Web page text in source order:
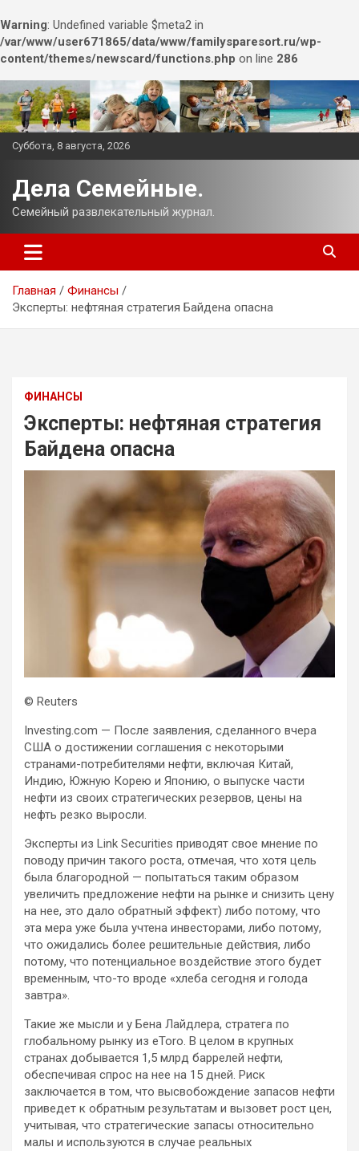
Warning: Undefined variable $meta2 in
/var/www/user671865/data/www/familysparesort.ru/wp-
content/themes/newscard/functions.php on line 286
Перейти
к
содержимому
Суббота, 8 августа, 2026
Дела Семейные.
Семейный развлекательный журнал.
Главная
Финансы
Эксперты: нефтяная стратегия Байдена опасна
ФИНАНСЫ
Эксперты: нефтяная стратегия
Байдена опасна
© Reuters
Investing.com — После заявления, сделанного вчера
США о достижении соглашения с некоторыми
странами-потребителями нефти, включая Китай,
Индию, Южную Корею и Японию, о выпуске части
нефти из своих стратегических резервов, цены на
нефть резко выросли.
Эксперты из Link Securities приводят свое мнение по
поводу причин такого роста, отмечая, что хотя цель
была благородной — попытаться таким образом
увеличить предложение нефти на рынке и снизить цену
на нее, это дало обратный эффект) либо потому, что
эта мера уже была учтена инвесторами, либо потому,
что ожидались более решительные действия, либо
потому, что потенциальное воздействие этого будет
временным, что-то вроде «хлеба сегодня и голода
завтра».
Такие же мысли и у Бена Лайдлера, стратега по
глобальному рынку из eToro. В целом в крупных
странах добывается 1,5 млрд баррелей нефти,
обеспечивая спрос на нее на 15 дней. Риск
заключается в том, что высвобождение запасов нефти
приведет к обратным результатам и вызовет рост цен,
учитывая, что стратегические запасы относительно
малы и используются в случае реальных